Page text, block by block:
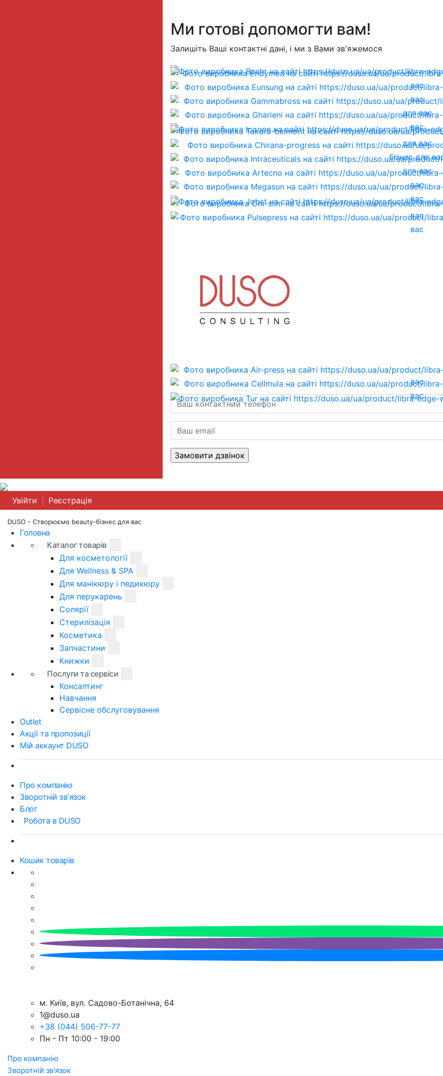
Ми готові допомогти вам!
Залишіть Ваші контактні дані, і ми з Вами зв'яжемося
Увійти Реєстрація
DUSO - Створюємо beauty-бізнес для вас
Головна
Каталог товарів
Для косметології
Для Wellness & SPA
Для манікюру і педикюру
Для перукарень
Солярії
Стерилізація
Косметика
Запчастини
Книжки
Послуги та сервіси
Консалтинг
Навчання
Сервісне обслуговування
Outlet
Акції та пропозиції
Мій аккаунт DUSO
Про компанію
Зворотній зв'язок
Блог
Робота в DUSO
Кошик товарів
м. Київ, вул. Садово-Ботанічна, 64
1@duso.ua
+38 (044) 506-77-77
Пн - Пт 10:00 - 19:00
Про компанію
Зворотній зв'язок